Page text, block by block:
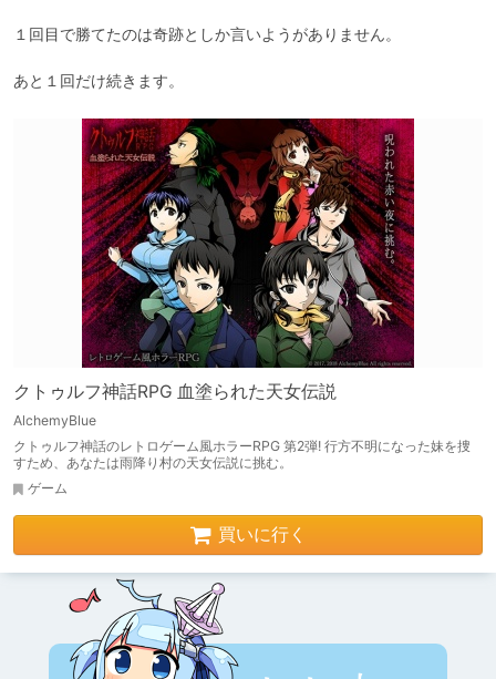
１回目で勝てたのは奇跡としか言いようがありません。
あと１回だけ続きます。
クトゥルフ神話RPG 血塗られた天女伝説
AlchemyBlue
クトゥルフ神話のレトロゲーム風ホラーRPG 第2弾! 行方不明になった妹を捜
すため、あなたは雨降り村の天女伝説に挑む。
ゲーム
買いに行く